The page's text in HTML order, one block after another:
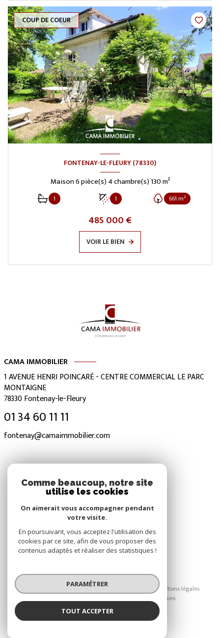
COUP DE COEUR
FONTENAY-LE-FLEURY (78330)
Maison 6 pièce(s) 4 chambre(s) 130 m²
1 1 661 m²
485 000 €
VOIR LE BIEN
CAMA IMMOBILIER
1 AVENUE HENRI POINCARÉ - CENTRE COMMERCIAL LE PARC
MONTAIGNE
78330Fontenay-le-Fleury
01 34 60 11 11
fontenay@camaimmobilier.com
Nous suivre
© 2026 | Tous droits réservés
Nos honoraires
Nos partenaires
Mentions légales
Cookies
Réalisé par :
Comme beaucoup, notre site
utilise les cookies
On aimerait vous accompagner pendant
votre visite.
En poursuivant, vous acceptez l'utilisation des
cookies par ce site, afin de vous proposer des
contenus adaptés et réaliser des statistiques !
PARAMÉTRER
TOUT ACCEPTER